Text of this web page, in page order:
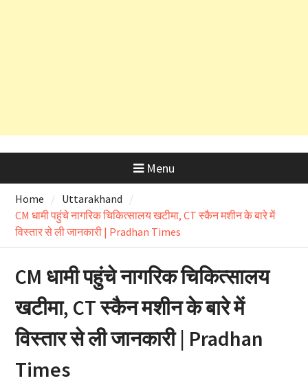
Menu
Home
Uttarakhand
CM धामी पहुंचे नागरिक चिकित्सालय खटीमा, CT स्कैन मशीन के बारे में
विस्तार से ली जानकारी | Pradhan Times
CM धामी पहुंचे नागरिक चिकित्सालय
खटीमा, CT स्कैन मशीन के बारे में
विस्तार से ली जानकारी | Pradhan
Times